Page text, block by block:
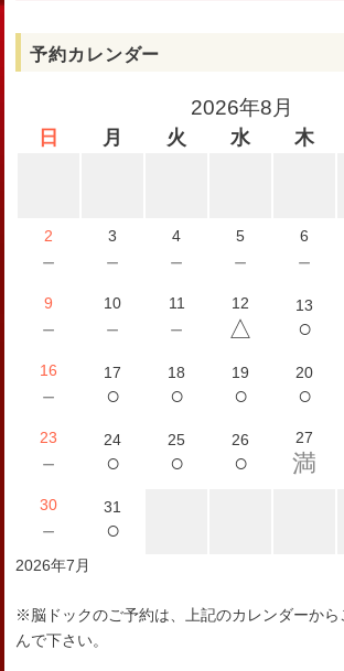
予約カレンダー
2026年8月
日 月 火 水 木
2
－
3
－
4
－
5
－
6
－
9
－
10
－
11
－
12
△
13
○
16
－
17
○
18
○
19
○
20
○
23
－
24
○
25
○
26
○
27
満
30
－
31
○
2026年7月
※脳ドックのご予約は、上記のカレンダーから
んで下さい。